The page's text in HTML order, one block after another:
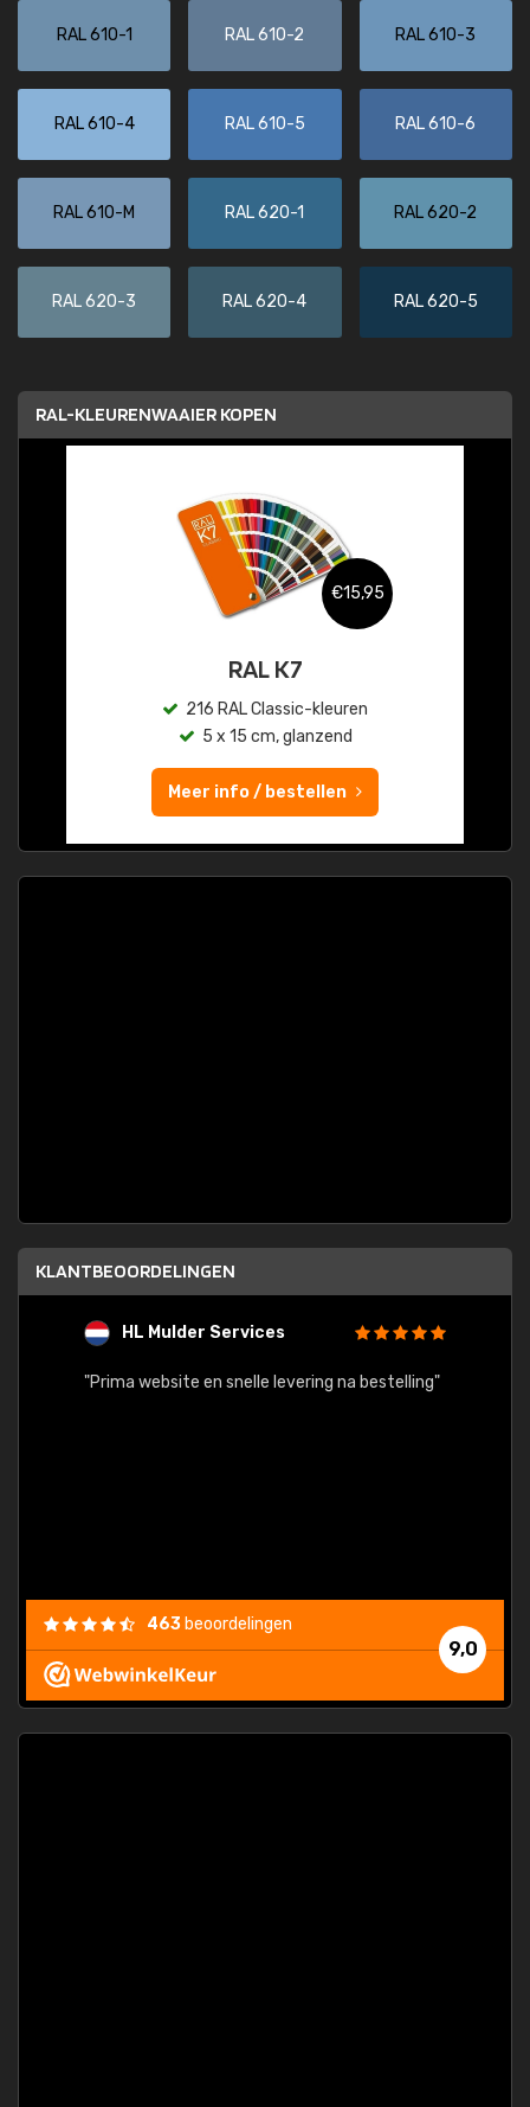
RAL 610-1 RAL 610-2 RAL 610-3
RAL 610-4 RAL 610-5 RAL 610-6
RAL 610-M RAL 620-1 RAL 620-2
RAL 620-3 RAL 620-4 RAL 620-5
RAL-KLEURENWAAIER KOPEN
€15,95
RAL K7
216 RAL Classic-kleuren
5 x 15 cm, glanzend
Meer info / bestellen
KLANTBEOORDELINGEN
HL Mulder Services
"Prima website en snelle levering na bestelling"
9,0
463 beoordelingen